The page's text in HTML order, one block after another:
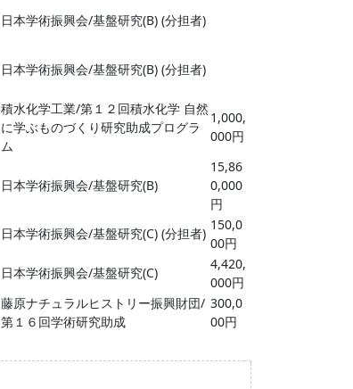
日本学術振興会/基盤研究(B) (分担者)
日本学術振興会/基盤研究(B) (分担者)
積水化学工業/第１２回積水化学 自然
に学ぶものづくり研究助成プログラ
ム
1,000,
000円
日本学術振興会/基盤研究(B)
15,86
0,000
円
日本学術振興会/基盤研究(C) (分担者)
150,0
00円
日本学術振興会/基盤研究(C)
4,420,
000円
藤原ナチュラルヒストリー振興財団/
第１６回学術研究助成
300,0
00円